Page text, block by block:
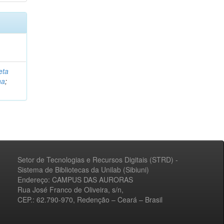
;
Setor de Tecnologias e Recursos Digitais (STRD) -
Sistema de Bibliotecas da Unilab (Sibiuni)
Endereço: CAMPUS DAS AURORAS
Rua José Franco de Oliveira, s/n,
CEP.: 62.790-970, Redenção – Ceará – Brasil